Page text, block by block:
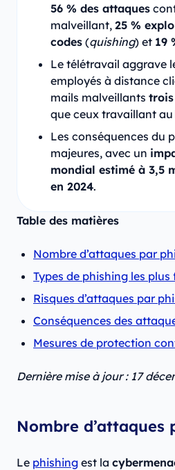
56 % des attaques
malveillant, 25 %
codes (quishing) et 19
Le télétravail aggrave
employés à distance
mails malveillants
que ceux travaillant au
Les conséquences du
majeures, avec un
mondial estimé à 3,5
en 2024.
Table des matières
Nombre d’attaques par
Types de phishing les plus
Risques d’attaques par
Conséquences des
Mesures de protection
Dernière mise à jour : 17
Nombre d’attaques
Le phishing est la